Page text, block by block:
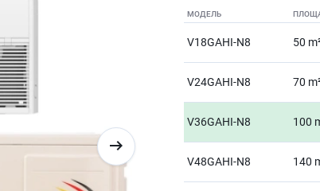
МОДЕЛЬ
V18GAHI-N8 50
V24GAHI-N8 70
V36GAHI-N8 100
V48GAHI-N8 140